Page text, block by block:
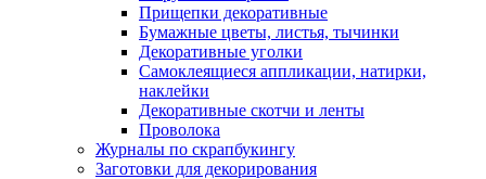
Прищепки декоративные
Бумажные цветы, листья, тычинки
Декоративные уголки
Самоклеящиеся аппликации, натирки,
наклейки
Декоративные скотчи и ленты
Проволока
Журналы по скрапбукингу
Заготовки для декорирования